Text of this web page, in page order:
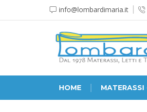
info@lombardimaria.it
HOME MATERASSI